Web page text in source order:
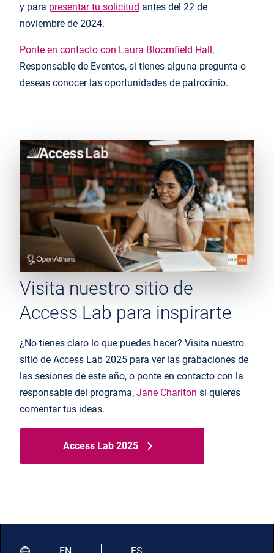
y para presentar tu solicitud antes del 22 de
noviembre de 2024.
Ponte en contacto con Laura Bloomfield Hall,
Responsable de Eventos, si tienes alguna pregunta o
deseas conocer las oportunidades de patrocinio.
Visita nuestro sitio de
Access Lab para inspirarte
¿No tienes claro lo que puedes hacer? Visita nuestro
sitio de Access Lab 2025 para ver las grabaciones de
las sesiones de este año, o ponte en contacto con la
responsable del programa, Jane Charlton si quieres
comentar tus ideas.
Access Lab 2025